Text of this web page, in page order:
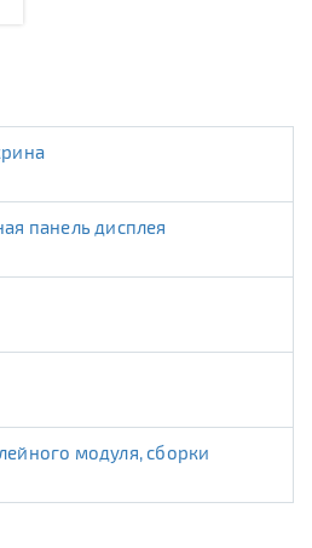
панель дисплея
модуля, сборки